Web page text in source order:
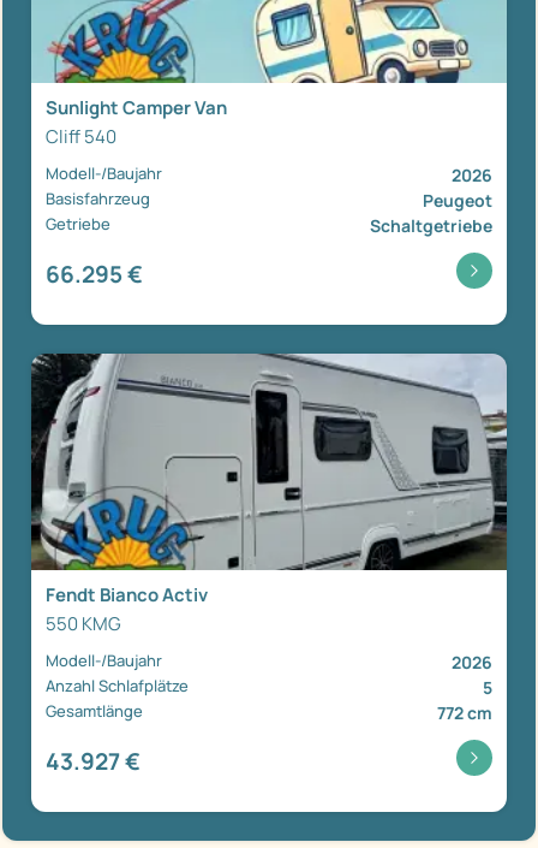
Sunlight Camper Van
Cliff 540
Modell-/Baujahr 2026
Basisfahrzeug Peugeot
Getriebe Schaltgetriebe
66.295 €
Fendt Bianco Activ
550 KMG
Modell-/Baujahr 2026
Anzahl Schlafplätze 5
Gesamtlänge 772 cm
43.927 €